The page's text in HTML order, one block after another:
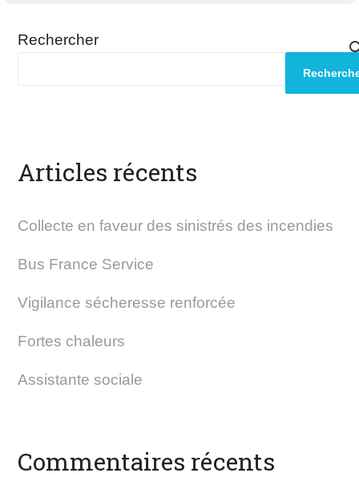
Rechercher
Articles récents
Collecte en faveur des sinistrés des incendies
Bus France Service
Vigilance sécheresse renforcée
Fortes chaleurs
Assistante sociale
Commentaires récents